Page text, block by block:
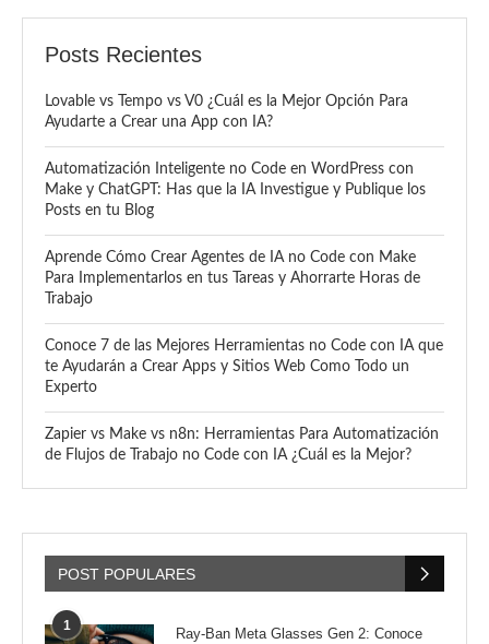
Posts Recientes
Lovable vs Tempo vs V0 ¿Cuál es la Mejor Opción Para
Ayudarte a Crear una App con IA?
Automatización Inteligente no Code en WordPress con
Make y ChatGPT: Has que la IA Investigue y Publique los
Posts en tu Blog
Aprende Cómo Crear Agentes de IA no Code con Make
Para Implementarlos en tus Tareas y Ahorrarte Horas de
Trabajo
Conoce 7 de las Mejores Herramientas no Code con IA que
te Ayudarán a Crear Apps y Sitios Web Como Todo un
Experto
Zapier vs Make vs n8n: Herramientas Para Automatización
de Flujos de Trabajo no Code con IA ¿Cuál es la Mejor?
POST POPULARES
1
Ray-Ban Meta Glasses Gen 2: Conoce